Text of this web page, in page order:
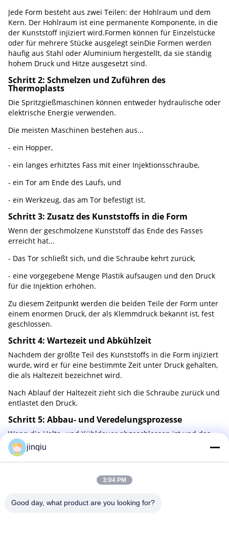
Jede Form besteht aus zwei Teilen: der Hohlraum und dem
Kern. Der Hohlraum ist eine permanente Komponente, in die
der Kunststoff injiziert wird.Formen können für Einzelstücke
oder für mehrere Stücke ausgelegt seinDie Formen werden
häufig aus Stahl oder Aluminium hergestellt, da sie ständig
hohem Druck und Hitze ausgesetzt sind.
Schritt 2: Schmelzen und Zuführen des
Thermoplasts
Die Spritzgießmaschinen können entweder hydraulische oder
elektrische Energie verwenden.
Die meisten Maschinen bestehen aus...
- ein Hopper,
- ein langes erhitztes Fass mit einer Injektionsschraube,
- ein Tor am Ende des Laufs, und
- ein Werkzeug, das am Tor befestigt ist.
Schritt 3: Zusatz des Kunststoffs in die Form
Wenn der geschmolzene Kunststoff das Ende des Fasses
erreicht hat...
- Das Tor schließt sich, und die Schraube kehrt zurück,
- eine vorgegebene Menge Plastik aufsaugen und den Druck
für die Injektion erhöhen.
Zu diesem Zeitpunkt werden die beiden Teile der Form unter
einem enormen Druck, der als Klemmdruck bekannt ist, fest
geschlossen.
Schritt 4: Wartezeit und Abkühlzeit
Nachdem der größte Teil des Kunststoffs in die Form injiziert
wurde, wird er für eine bestimmte Zeit unter Druck gehalten,
die als Haltezeit bezeichnet wird.
Nach Ablauf der Haltezeit zieht sich die Schraube zurück und
entlastet den Druck.
Schritt 5: Abbau- und Veredelungsprozesse
Wenn die Halte- und Kühldauer abgeschlossen ist und das
Bauteil weitgehend gebildet ist, werden die Ejektorpins oder -
platten aus der Form gezwungen.Das Bauteil fällt dann in
eine Kammer oder auf ein Förderband am Boden der
MaschineSobald alles fertig ist, sind die Komponenten bereit,
verpackt und an die Hersteller geschickt zu werden.
jinqiu
3:04 PM
Good day, what product are you looking for?